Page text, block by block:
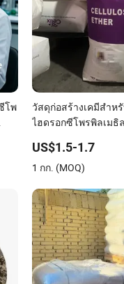
โพ
วัสดุก่อสร้างเคมีสำห
ไฮดรอกซีโพรพิลเมธิ
US$1.5-1.7
1 กก. (MOQ)